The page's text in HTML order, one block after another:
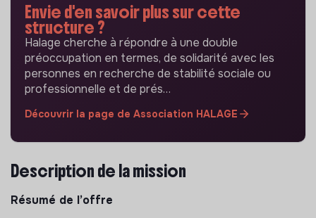
Envie d'en savoir plus sur cette
structure ?
Halage cherche à répondre à une double
préoccupation en termes, de solidarité avec les
personnes en recherche de stabilité sociale ou
professionnelle et de prés…
Découvrir la page de Association HALAGE
Description de la mission
Résumé de l’offre